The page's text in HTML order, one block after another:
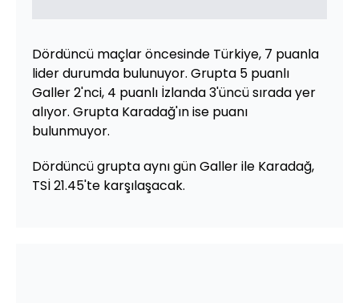
Dördüncü maçlar öncesinde Türkiye, 7 puanla
lider durumda bulunuyor. Grupta 5 puanlı
Galler 2'nci, 4 puanlı İzlanda 3'üncü sırada yer
alıyor. Grupta Karadağ'ın ise puanı
bulunmuyor.
Dördüncü grupta aynı gün Galler ile Karadağ,
TSİ 21.45'te karşılaşacak.